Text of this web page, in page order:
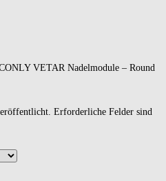
VETAR Nadelmodule – Round
Erforderliche Felder sind